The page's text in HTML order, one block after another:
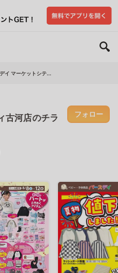
イ マーケットシテ...
古河店のチラ
フォロー